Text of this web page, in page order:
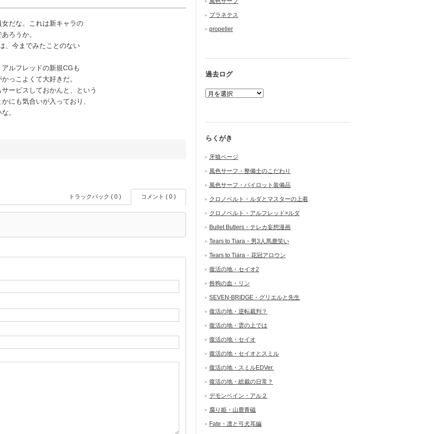
だな。これは新キャラの
ろうか。
今までみたことのない
ルフレッドの新規CGも
っこよくて大好きだ。
ービスしておかんと、という
にも気合いが入っており、
。
トラックバック ( 0 ) コメント ( 0 )
プラネテス
propeller
過去ログ
らくがき
牙狼ページ
風色サーフ・整備士のこだわり
風色サーフ・パイロット装備品
クロノベルト・ルダとマスターの上着
クロノベルト・アルフレッド×ルダ
Bullet Butlers・テレカ妄想漫画
Tears to Tiara・男3人馬鹿笑い
Tears to Tiara・花冠アロウン
復活の地・セイオ2
咎狗の血・リン
SEVEN-BRIDGE・グリエルと先生
復活の地・逆転裁判？
復活の地・雲の上では
復活の地・セイオ
復活の地・セイオとスミル
復活の地・スミルEDVer.
復活の地・総裁の日常？
デモンベイン・アル２
腐り姫・山鹿青磁
Fate・凛と弓犬耳編